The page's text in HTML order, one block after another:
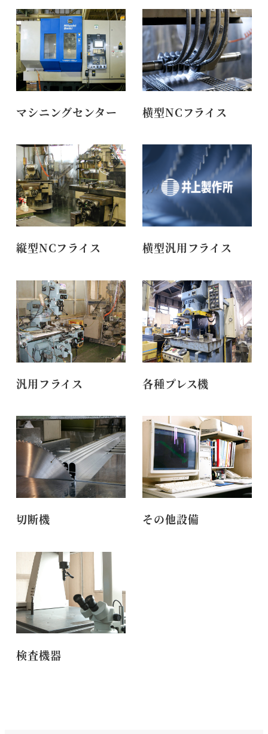
マシニングセンター 横型NCフライス
縦型NCフライス 横型汎用フライス
汎用フライス 各種プレス機
切断機 その他設備
検査機器